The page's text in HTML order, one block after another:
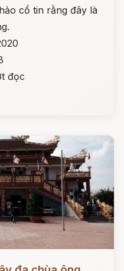
cổ tin rằng đây là
đọc